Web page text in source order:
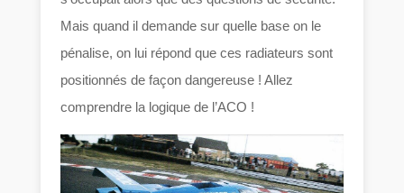
Mais quand il demande sur quelle base on le
pénalise, on lui répond que ces radiateurs sont
positionnés de façon dangereuse ! Allez
comprendre la logique de l’ACO !